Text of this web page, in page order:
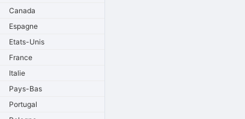
Canada
Espagne
Etats-Unis
France
Italie
Pays-Bas
Portugal